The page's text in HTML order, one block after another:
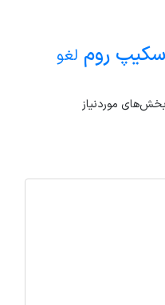
روم لغو
بخش‌های موردنیاز